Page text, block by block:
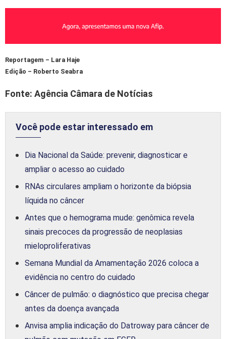
Reportagem – Lara Haje
Edição – Roberto Seabra
Fonte: Agência Câmara de Notícias
Você pode estar interessado em
Dia Nacional da Saúde: prevenir, diagnosticar e
ampliar o acesso ao cuidado
RNAs circulares ampliam o horizonte da biópsia
líquida no câncer
Antes que o hemograma mude: genômica revela
sinais precoces da progressão de neoplasias
mieloproliferativas
Semana Mundial da Amamentação 2026 coloca a
evidência no centro do cuidado
Câncer de pulmão: o diagnóstico que precisa chegar
antes da doença avançada
Anvisa amplia indicação do Datroway para câncer de